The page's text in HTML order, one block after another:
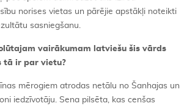
norises vietas un pārējie apstākļi noteikti
sasniegšanu.
vairākumam latviešu šis vārds
tā ir par vietu?
mērogiem atrodas netālu no Šanhajas un
iedzīvotāju. Sena pilsēta, kas cenšas